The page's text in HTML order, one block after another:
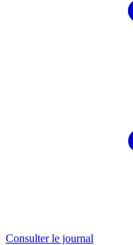
Consulter le journal